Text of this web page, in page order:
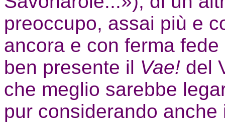
preoccupo, assai più e
ancora e con ferma
ben presente il Vae! del
che meglio sarebbe
pur considerando